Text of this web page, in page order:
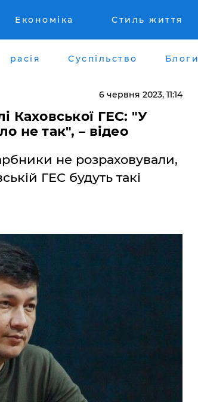
Економіка Стиль життя
расія Суспільство Блоги
6 червня 2023, 11:14
Каховської ГЕС: "У
не так", – відео
не розраховували,
ГЕС будуть такі